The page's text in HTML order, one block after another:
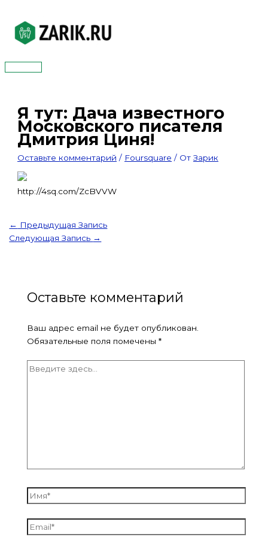
содержимому
Главное
Я тут: Дача известного
Московского писателя
Дмитрия Циня!
Оставьте комментарий / Foursquare / ОтЗарик
http://4sq.com/ZcBVVW
← Предыдущая Запись
Следующая Запись →
Оставьте комментарий
Ваш адрес email не будет опубликован.
Обязательные поля помечены *
Введите
Имя*
Email*